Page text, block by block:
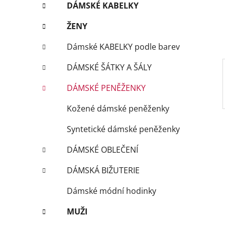
í
p
n
e
DÁMSKÉ KABELKY
ŽENY
Dámské KABELKY podle barev
DÁMSKÉ ŠÁTKY A ŠÁLY
DÁMSKÉ PENĚŽENKY
Kožené dámské peněženky
Syntetické dámské peněženky
DÁMSKÉ OBLEČENÍ
DÁMSKÁ BIŽUTERIE
Dámské módní hodinky
MUŽI